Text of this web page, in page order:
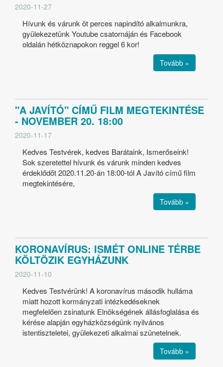
2020-11-27
Hívunk és várunk öt perces napindító alkalmunkra,
gyülekezetünk Youtube csatornáján és Facebook
oldalán hétköznapokon reggel 6 kor!
Tovább »
"A JAVÍTÓ" CÍMŰ FILM MEGTEKINTÉSE
- NOVEMBER 20. 18:00
2020-11-17
Kedves Testvérek, kedves Barátaink, Ismerőseink!
Sok szeretettel hívunk és várunk minden kedves
érdeklődőt 2020.11.20-án 18:00-tól A Javító című film
megtekintésére,
Tovább »
KORONAVÍRUS: ISMÉT ONLINE TÉRBE
KÖLTÖZIK EGYHÁZUNK
2020-11-10
Kedves Testvérünk! A koronavírus második hulláma
miatt hozott kormányzati intézkedéseknek
megfelelően zsinatunk Elnökségének állásfoglalása és
kérése alapján egyházközségünk nyilvános
istentiszteletei, gyülekezeti alkalmai szünetelnek.
Tovább »